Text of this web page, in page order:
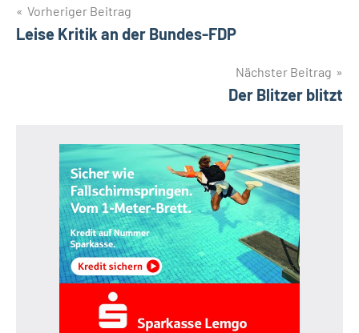
Beitragsnavigation
Vorheriger Beitrag
Leise Kritik an der Bundes-FDP
Nächster Beitrag
Der Blitzer blitzt